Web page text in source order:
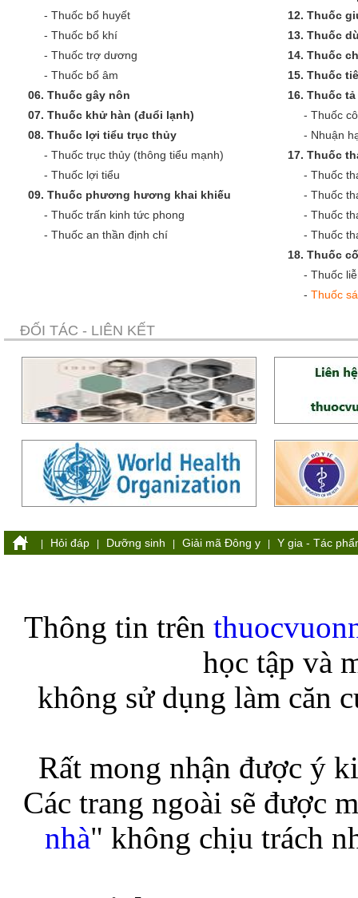
- Thuốc bổ huyết
- Thuốc bổ khí
- Thuốc trợ dương
- Thuốc bổ âm
06. Thuốc gây nôn
07. Thuốc khử hàn (đuổi lạnh)
08. Thuốc lợi tiểu trục thủy
- Thuốc trục thủy (thông tiểu mạnh)
- Thuốc lợi tiểu
09. Thuốc phương hương khai khiếu
- Thuốc trấn kinh tức phong
- Thuốc an thần định chí
12. Thuốc
13. Thuốc
14. Thuốc
15. Thuốc
16. Thuốc
- Thuốc
- Nhuận
17. Thuốc
- Thuốc
- Thuốc
- Thuốc
- Thuốc
18. Thuốc
- Thuốc
- Thuốc
ĐỐI TÁC - LIÊN KẾT
Hỏi đáp Dưỡng sinh Giải mã Đông y Y gia - Tác
Thông tin trên
học tập và
không sử dụng làm căn
Rất mong nhận được ý
Các trang ngoài sẽ được
nhà" không chịu trách